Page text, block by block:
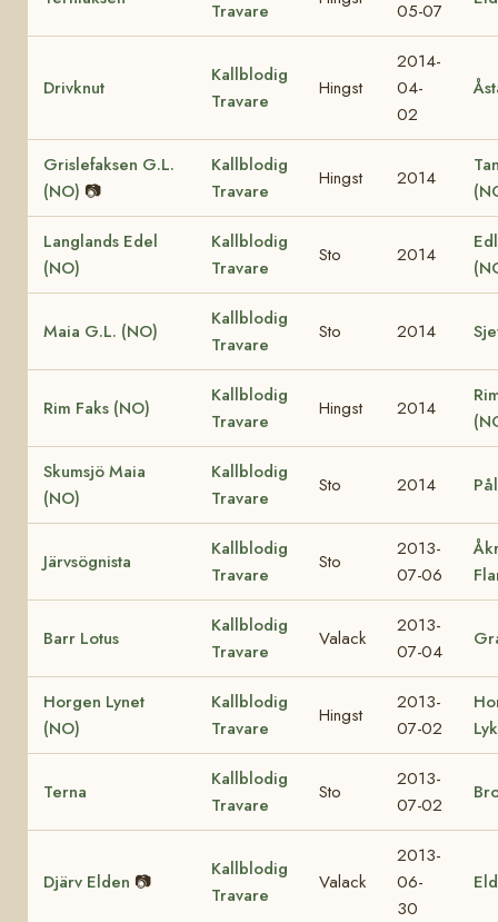
Travare 05-07
Drivknut
Kallblodig
Travare
Hingst
2014-
04-
02
Grislefaksen G.L.
(NO) 📷
Kallblodig
Travare
Hingst 2014
Langlands Edel
(NO)
Kallblodig
Travare
Sto 2014
Maia G.L. (NO)
Kallblodig
Travare
Sto 2014
Rim Faks (NO)
Kallblodig
Travare
Hingst 2014
Skumsjö Maia
(NO)
Kallblodig
Travare
Sto 2014
Järvsögnista
Kallblodig
Travare
Sto
2013-
07-06
Barr Lotus
Kallblodig
Travare
Valack
2013-
07-04
Horgen Lynet
(NO)
Kallblodig
Travare
Hingst
2013-
07-02
Terna
Kallblodig
Travare
Sto
2013-
07-02
Djärv Elden 📷
Kallblodig
Travare
Valack
2013-
06-
30